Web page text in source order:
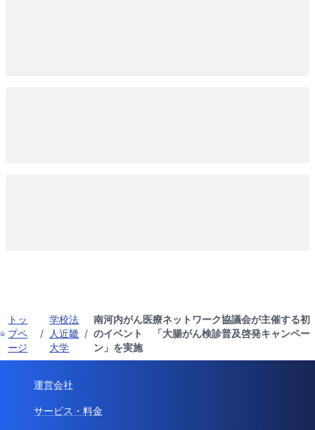
トッ
プペ
ージ
/
学校法
人近畿
大学
/
南河内がん医療ネットワーク協議会が主催する初
のイベント 「大腸がん検診普及啓発キャンペー
ン」を実施
運営会社
サービス・料金